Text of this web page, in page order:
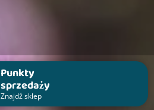
Punkty
sprzedaży
Znajdź sklep